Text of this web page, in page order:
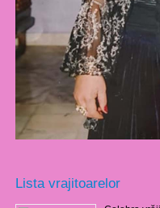
Lista vrajitoarelor